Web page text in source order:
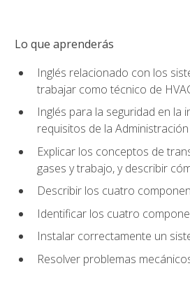
Lo que aprenderás
Inglés relacionado con los
trabajar como técnico de
Inglés para la seguridad en
requisitos de la
Explicar los conceptos de
gases y trabajo, y describir
Describir los cuatro
Identificar los cuatro
Instalar correctamente un
Resolver problemas